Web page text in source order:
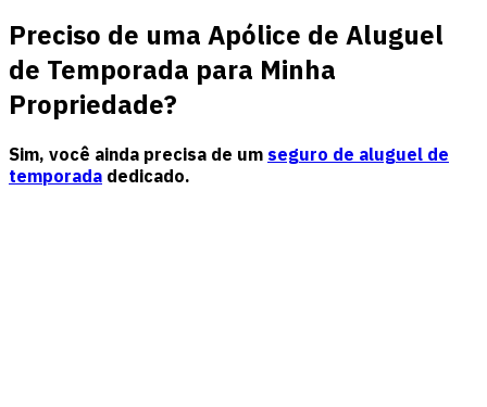
Preciso de uma Apólice de Aluguel
de Temporada para Minha
Propriedade?
Sim, você ainda precisa de um seguro de aluguel de
temporada dedicado.